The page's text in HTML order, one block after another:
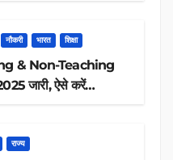
नौकरी भारत शिक्षा
& Non-Teaching
जारी, ऐसे करें
राज्य